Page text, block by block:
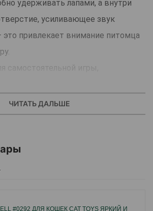
удерживать лапами, а внутри
усиливающее звук
привлекает внимание питомца
самостоятельной игры,
поверхность для захвата.
ЧИТАТЬ ДАЛЬШЕ
#0292 ДЛЯ КОШЕК CAT TOYS ЯРКИЙ И